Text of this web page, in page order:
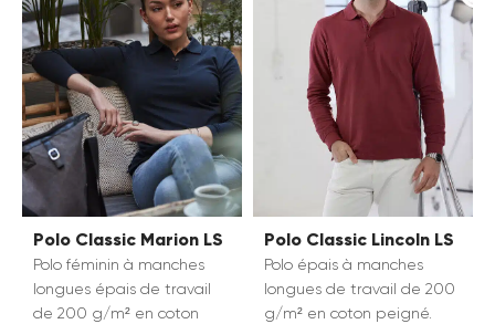
Polo Classic Marion LS
Polo féminin à manches
longues épais de travail
de 200 g/m² en coton
Polo Classic Lincoln LS
Polo épais à manches
longues de travail de 200
g/m² en coton peigné.